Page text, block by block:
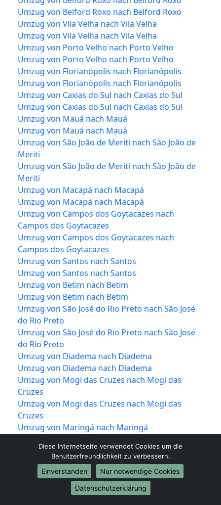
Umzug von Belford Roxo nach Belford Roxo
Umzug von Vila Velha nach Vila Velha
Umzug von Vila Velha nach Vila Velha
Umzug von Porto Velho nach Porto Velho
Umzug von Porto Velho nach Porto Velho
Umzug von Florianópolis nach Florianópolis
Umzug von Florianópolis nach Florianópolis
Umzug von Caxias do Sul nach Caxias do Sul
Umzug von Caxias do Sul nach Caxias do Sul
Umzug von Mauá nach Mauá
Umzug von Mauá nach Mauá
Umzug von São João de Meriti nach São João de
Meriti
Umzug von São João de Meriti nach São João de
Meriti
Umzug von Macapá nach Macapá
Umzug von Macapá nach Macapá
Umzug von Campos dos Goytacazes nach
Campos dos Goytacazes
Umzug von Campos dos Goytacazes nach
Campos dos Goytacazes
Umzug von Santos nach Santos
Umzug von Santos nach Santos
Umzug von Betim nach Betim
Umzug von Betim nach Betim
Umzug von São José do Rio Preto nach São José
do Rio Preto
Umzug von São José do Rio Preto nach São José
do Rio Preto
Umzug von Diadema nach Diadema
Umzug von Diadema nach Diadema
Umzug von Mogi das Cruzes nach Mogi das
Cruzes
Umzug von Mogi das Cruzes nach Mogi das
Cruzes
Umzug von Maringá nach Maringá
Umzug von Carapicuíba nach Carapicuíba
Umzug von Carapicuíba nach Carapicuíba
Umzug von Jundiaí nach Jundiaí
Umzug von Jundiaí nach Jundiaí
Umzug von Campina Grande nach Campina
Diese Internetseite verwendet Cookies um die
Benutzerfreundlichkeit zu verbessern.
Einverstanden
Nur notwendige Cookies
Datenschutzerklärung